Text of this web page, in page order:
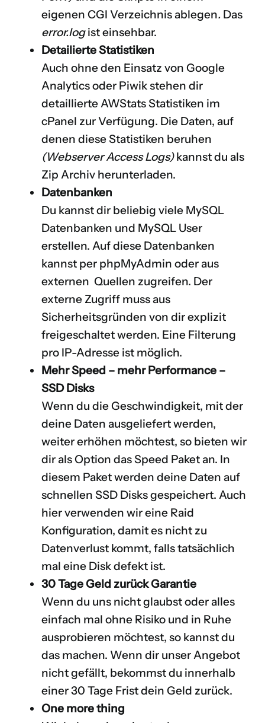
eigenen CGI Verzeichnis ablegen. Das
error.logist einsehbar.
Detailierte Statistiken
Auch ohne den Einsatz von Google
Analytics oder Piwik stehen dir
detaillierte AWStatsStatistiken im
cPanel zur Verfügung. Die Daten, auf
denen diese Statistiken beruhen
(Webserver Access Logs)kannst du als
Zip Archiv herunterladen.
Datenbanken
Du kannst dir beliebig viele MySQL
Datenbanken und MySQL User
erstellen. Auf diese Datenbanken
kannst per phpMyAdmin oder aus
externen Quellen zugreifen. Der
externe Zugriff muss aus
Sicherheitsgründen von dir explizit
freigeschaltet werden. Eine Filterung
pro IP-Adresse ist möglich.
Mehr Speed – mehr Performance –
SSD Disks
Wenn du die Geschwindigkeit, mit der
deine Daten ausgeliefert werden,
weiter erhöhen möchtest, so bieten wir
dir als Option das Speed Paket an. In
diesem Paket werden deine Daten auf
schnellen SSD Disks gespeichert. Auch
hier verwenden wir eine Raid
Konfiguration, damit es nicht zu
Datenverlust kommt, falls tatsächlich
mal eine Disk defekt ist.
30 Tage Geld zurück Garantie
Wenn du uns nicht glaubst oder alles
einfach mal ohne Risiko und in Ruhe
ausprobieren möchtest, so kannst du
das machen. Wenn dir unser Angebot
nicht gefällt, bekommst du innerhalb
einer 30 Tage Frist dein Geld zurück.
One more thing